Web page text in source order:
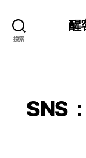
搜索
醒
SNS